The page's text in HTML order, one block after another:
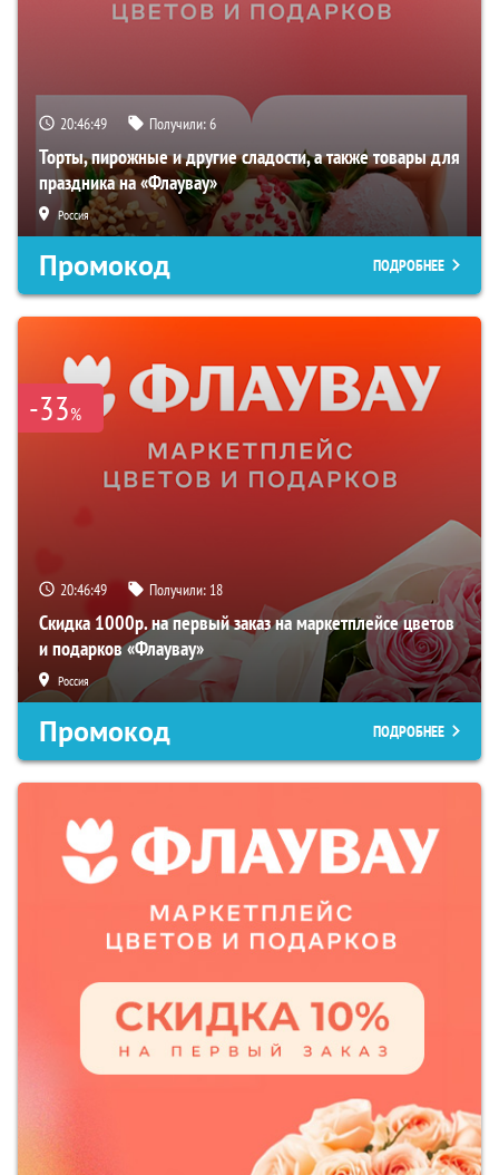
20:46:48 Получили:6
Торты, пирожные и другие сладости, а также товары для
праздника на «Флаувау»
Россия
Промокод ПОДРОБНЕЕ
-33%
20:46:48 Получили: 18
Скидка 1000р. на первый заказ на маркетплейсе цветов
и подарков «Флаувау»
Россия
Промокод ПОДРОБНЕЕ